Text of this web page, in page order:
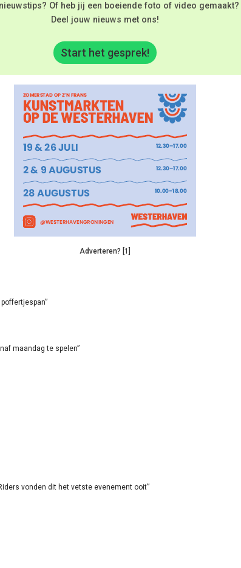
Of heb jij een boeiende foto of video gemaakt?
Deel jouw nieuws met ons!
Start het gesprek!
Adverteren? [1]
maandag te spelen”
vonden dit het vetste evenement ooit”